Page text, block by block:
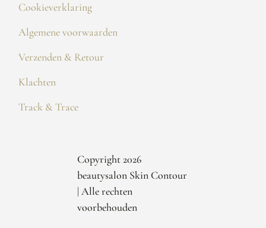
Cookieverklaring
Algemene voorwaarden
Verzenden & Retour
Klachten
Track & Trace
Copyright 2026
beautysalon Skin Contour
| Alle rechten
voorbehouden